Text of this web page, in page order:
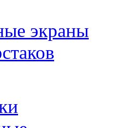
экраны